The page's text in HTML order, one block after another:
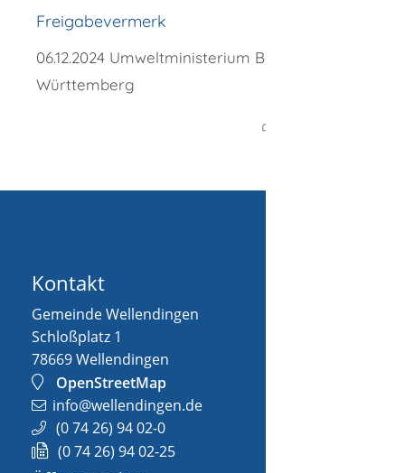
Kontakt
Gemeinde Wellendingen
Schloßplatz 1
78669Wellendingen
OpenStreetMap
info@wellendingen.de
(07426) 9402-0
(07426) 9402-25
Freigabevermerk
06.12.2024 Umweltministerium Baden-
Württemberg